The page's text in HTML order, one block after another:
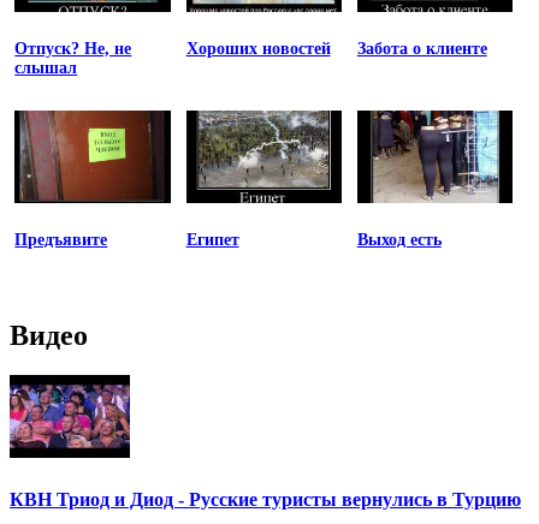
Отпуск? Не, не
слышал
Хороших новостей Забота о клиенте
Предъявите Египет Выход есть
Видео
КВН Триод и Диод - Русские туристы вернулись в Турцию